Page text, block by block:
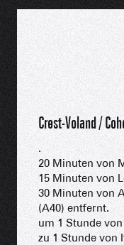
Crest-Voland /
.
20 Minuten von
15 Minuten von
30 Minuten von
(A40) entfernt.
um 1 Stunde
zu 1 Stunde von